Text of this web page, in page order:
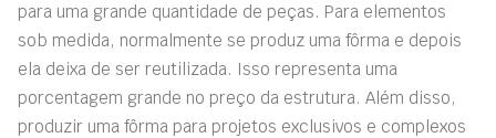
para uma grande quantidade de peças. Para elementos
sob medida, normalmente se produz uma fôrma e depois
ela deixa de ser reutilizada. Isso representa uma
porcentagem grande no preço da estrutura. Além disso,
produzir uma fôrma para projetos exclusivos e complexos